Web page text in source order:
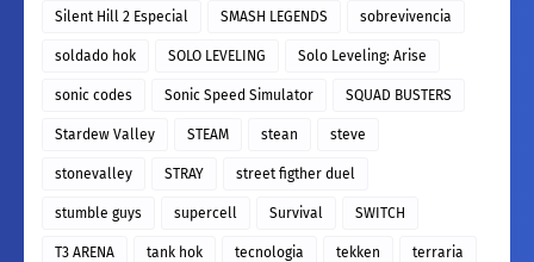
Silent Hill 2 Especial SMASH LEGENDS sobrevivencia
soldado hok SOLO LEVELING Solo Leveling: Arise
sonic codes Sonic Speed Simulator SQUAD BUSTERS
Stardew Valley STEAM stean steve
stonevalley STRAY street figther duel
stumble guys supercell Survival SWITCH
T3 ARENA tank hok tecnologia tekken terraria